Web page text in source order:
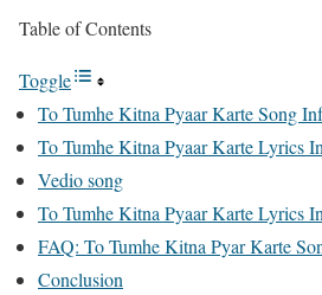
Table of Contents
Toggle
To Tumhe Kitna Pyaar Karte Song
To Tumhe Kitna Pyaar Karte Lyrics
Vedio song
To Tumhe Kitna Pyaar Karte Lyrics
FAQ: To Tumhe Kitna Pyar Karte
Conclusion